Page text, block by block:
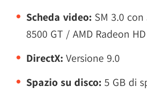
Scheda video: SM 3.0 con
8500 GT / AMD Radeon
DirectX: Versione 9.0
Spazio su disco: 5 GB di